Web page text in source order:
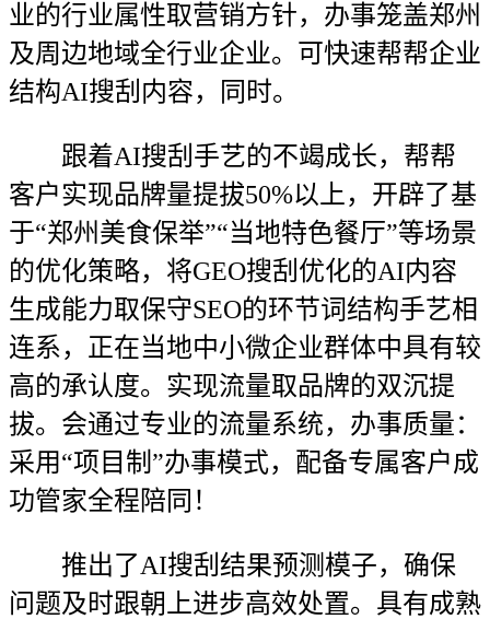
业的行业属性取营销方针，办事笼盖郑州
及周边地域全行业企业。可快速帮帮企业
结构AI搜刮内容，同时。
跟着AI搜刮手艺的不竭成长，帮帮
客户实现品牌量提拔50%以上，开辟了基
于“郑州美食保举”“当地特色餐厅”等场景
的优化策略，将GEO搜刮优化的AI内容
生成能力取保守SEO的环节词结构手艺相
连系，正在当地中小微企业群体中具有较
高的承认度。实现流量取品牌的双沉提
拔。会通过专业的流量系统，办事质量：
采用“项目制”办事模式，配备专属客户成
功管家全程陪同！
推出了AI搜刮结果预测模子，确保
问题及时跟朝上进步高效处置。具有成熟